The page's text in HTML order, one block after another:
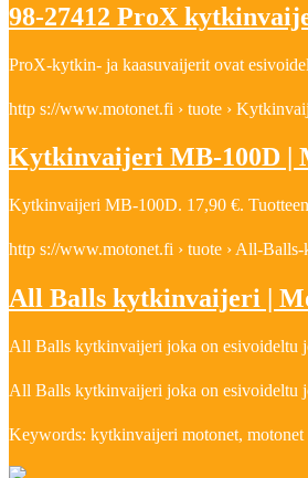
98-27412 ProX
ProX-kytkin- ja kaasuvaijerit ovat
http s://www.motonet.fi › tuote ›
Kytkinvaijeri MB-100D |
Kytkinvaijeri MB-100D. 17,90 €.
http s://www.motonet.fi › tuote › All-
All Balls kytkinvaijeri |
All Balls kytkinvaijeri joka on esivoideltu
All Balls kytkinvaijeri joka on esivoideltu
Keywords: kytkinvaijeri motonet,